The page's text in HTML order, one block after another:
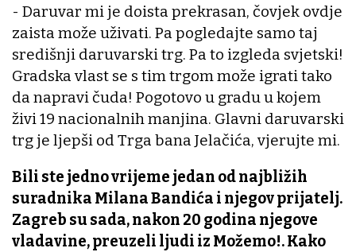
- Daruvar mi je doista prekrasan, čovjek ovdje
zaista može uživati. Pa pogledajte samo taj
središnji daruvarski trg. Pa to izgleda svjetski!
Gradska vlast se s tim trgom može igrati tako
da napravi čuda! Pogotovo u gradu u kojem
živi 19 nacionalnih manjina. Glavni daruvarski
trg je ljepši od Trga bana Jelačića, vjerujte mi.
Bili ste jedno vrijeme jedan od najbližih
suradnika Milana Bandića i njegov prijatelj.
Zagreb su sada, nakon 20 godina njegove
vladavine, preuzeli ljudi iz Možemo!. Kako